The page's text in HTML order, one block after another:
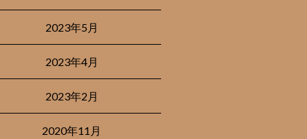
2023年5月
2023年4月
2023年2月
2020年11月